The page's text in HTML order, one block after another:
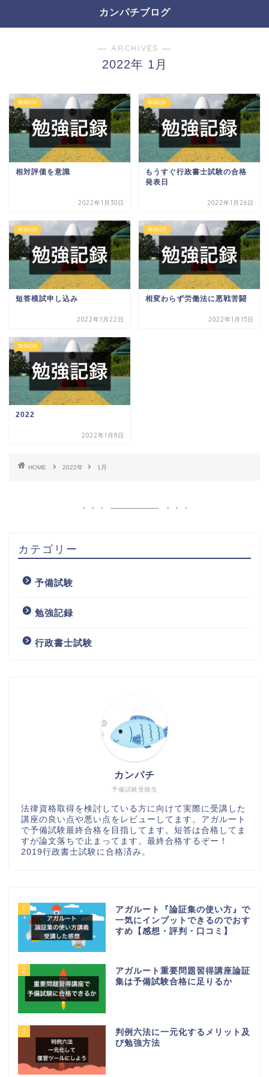
カンパチブログ
― ARCHIVES ―
2022年 1月
勉強記録
相対評価を意識
2022年1月30日
勉強記録
もうすぐ行政書士試験の合格
発表日
2022年1月26日
勉強記録
短答模試申し込み
2022年1月22日
勉強記録
相変わらず労働法に悪戦苦闘
2022年1月15日
勉強記録
2022
2022年1月8日
HOME 2022年 1月
カテゴリー
予備試験
勉強記録
行政書士試験
予備試験受験生
カンパチ
法律資格取得を検討している方に向けて実際に受講した
講座の良い点や悪い点をレビューしてます。アガルート
で予備試験最終合格を目指してます。短答は合格してま
すが論文落ちで止まってます。最終合格するぞー！
2019行政書士試験に合格済み。
1
アガルート『論証集の使い方』で
一気にインプットできるのでおす
すめ【感想・評判・口コミ】
2
アガルート重要問題習得講座論証
集は予備試験合格に足りるか
3
判例六法に一元化するメリット及
び勉強方法